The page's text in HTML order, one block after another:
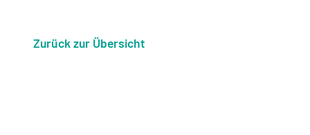
Zurück zur Übersicht